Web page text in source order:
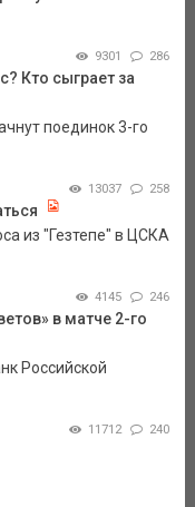
9301 286
Кто сыграет за
поединок 3-го
13037 258
из "Гезтепе" в ЦСКА
4145 246
в матче 2-го
Российской
11712 240